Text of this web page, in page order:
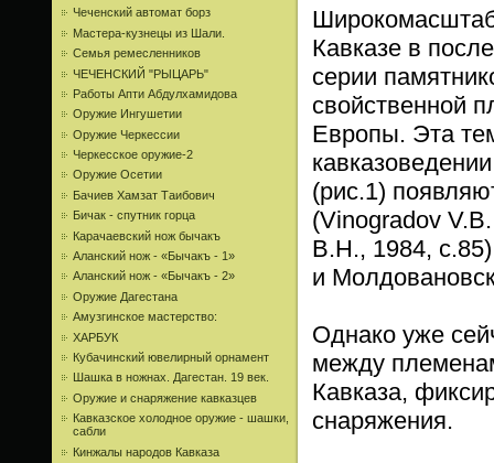
Чеченский автомат борз
Мастера-кузнецы из Шали.
Семья ремесленников
ЧЕЧЕНСКИЙ "РЫЦАРЬ"
Работы Апти Абдулхамидова
Оружие Ингушетии
Оружие Черкессии
Черкесское оружие-2
Оружие Осетии
Бачиев Хамзат Таибович
Бичак - спутник горца
Карачаевский нож бычакъ
Аланский нож - «Бычакъ - 1»
Аланский нож - «Бычакъ - 2»
Оружие Дагестана
Амузгинское мастерство:
ХАРБУК
Кубачинский ювелирный орнамент
Шашка в ножнах. Дагестан. 19 век.
Оружие и снаряжение кавказцев
Кавказское холодное оружие - шашки,
сабли
Кинжалы народов Кавказа
Кавказе в
серии
свойственной
Европы. Эта
(рис.1)
(Vinogradov
В.Н., 1984,
и
Однако уже
между
Кавказа,
снаряжения.